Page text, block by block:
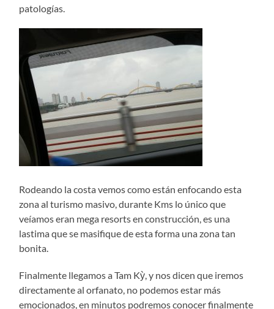
patologías.
Rodeando la costa vemos como están enfocando esta
zona al turismo masivo, durante Kms lo único que
veíamos eran mega resorts en construcción, es una
lastima que se masifique de esta forma una zona tan
bonita.
Finalmente llegamos a Tam Kỳ, y nos dicen que iremos
directamente al orfanato, no podemos estar más
emocionados, en minutos podremos conocer finalmente